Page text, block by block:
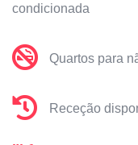
condicionada
Quartos para
Receção